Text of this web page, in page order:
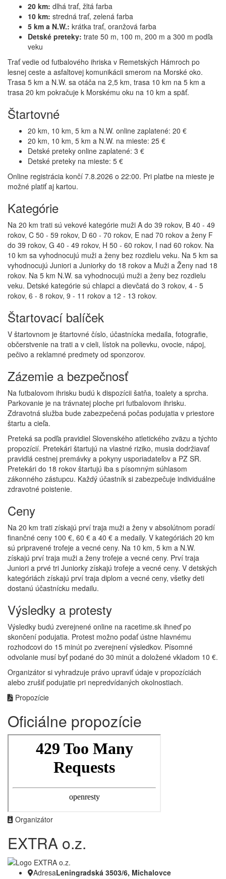
20 km: dlhá trať, žltá farba
10 km: stredná trať, zelená farba
5 km a N.W.: krátka trať, oranžová farba
Detské preteky: trate 50 m, 100 m, 200 m a 300 m podľa
veku
Trať vedie od futbalového ihriska v Remetských Hámroch po
lesnej ceste a asfaltovej komunikácii smerom na Morské oko.
Trasa 5 km a N.W. sa otáča na 2,5 km, trasa 10 km na 5 km a
trasa 20 km pokračuje k Morskému oku na 10 km a späť.
Štartovné
20 km, 10 km, 5 km a N.W. online zaplatené: 20 €
20 km, 10 km, 5 km a N.W. na mieste: 25 €
Detské preteky online zaplatené: 3 €
Detské preteky na mieste: 5 €
Online registrácia končí 7.8.2026 o 22:00. Pri platbe na mieste je
možné platiť aj kartou.
Kategórie
Na 20 km trati sú vekové kategórie muži A do 39 rokov, B 40 - 49
rokov, C 50 - 59 rokov, D 60 - 70 rokov, E nad 70 rokov a ženy F
do 39 rokov, G 40 - 49 rokov, H 50 - 60 rokov, I nad 60 rokov. Na
10 km sa vyhodnocujú muži a ženy bez rozdielu veku. Na 5 km sa
vyhodnocujú Juniori a Juniorky do 18 rokov a Muži a Ženy nad 18
rokov. Na 5 km N.W. sa vyhodnocujú muži a ženy bez rozdielu
veku. Detské kategórie sú chlapci a dievčatá do 3 rokov, 4 - 5
rokov, 6 - 8 rokov, 9 - 11 rokov a 12 - 13 rokov.
Štartovací balíček
V štartovnom je štartovné číslo, účastnícka medaila, fotografie,
občerstvenie na trati a v cieli, lístok na polievku, ovocie, nápoj,
pečivo a reklamné predmety od sponzorov.
Zázemie a bezpečnosť
Na futbalovom ihrisku budú k dispozícii šatňa, toalety a sprcha.
Parkovanie je na trávnatej ploche pri futbalovom ihrisku.
Zdravotná služba bude zabezpečená počas podujatia v priestore
štartu a cieľa.
Preteká sa podľa pravidiel Slovenského atletického zväzu a týchto
propozícií. Pretekári štartujú na vlastné riziko, musia dodržiavať
pravidlá cestnej premávky a pokyny usporiadateľov a PZ SR.
Pretekári do 18 rokov štartujú iba s písomným súhlasom
zákonného zástupcu. Každý účastník si zabezpečuje individuálne
zdravotné poistenie.
Ceny
Na 20 km trati získajú prví traja muži a ženy v absolútnom poradí
finančné ceny 100 €, 60 € a 40 € a medaily. V kategóriách 20 km
sú pripravené trofeje a vecné ceny. Na 10 km, 5 km a N.W.
získajú prví traja muži a ženy trofeje a vecné ceny. Prví traja
Juniori a prvé tri Juniorky získajú trofeje a vecné ceny. V detských
kategóriách získajú prví traja diplom a vecné ceny, všetky deti
dostanú účastnícku medailu.
Výsledky a protesty
Výsledky budú zverejnené online na racetime.sk ihneď po
skončení podujatia. Protest možno podať ústne hlavnému
rozhodcovi do 15 minút po zverejnení výsledkov. Písomné
odvolanie musí byť podané do 30 minút a doložené vkladom 10 €.
Organizátor si vyhradzuje právo upraviť údaje v propozíciách
alebo zrušiť podujatie pri nepredvídaných okolnostiach.
Propozície
Oficiálne propozície
Organizátor
EXTRA o.z.
AdresaLeningradská 3503/6, Michalovce